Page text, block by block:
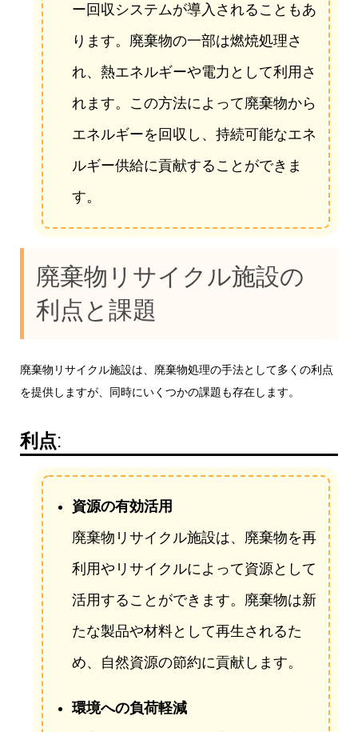
ー回収システムが導入されることもあ
ります。廃棄物の一部は燃焼処理さ
れ、熱エネルギーや電力として利用さ
れます。この方法によって廃棄物から
エネルギーを回収し、持続可能なエネ
ルギー供給に貢献することができま
す。
廃棄物リサイクル施設の
利点と課題
廃棄物リサイクル施設は、廃棄物処理の手法として多くの利点
を提供しますが、同時にいくつかの課題も存在します。
利点:
資源の有効活用
廃棄物リサイクル施設は、廃棄物を再
利用やリサイクルによって資源として
活用することができます。廃棄物は新
たな製品や材料として再生されるた
め、自然資源の節約に貢献します。
環境への負荷軽減